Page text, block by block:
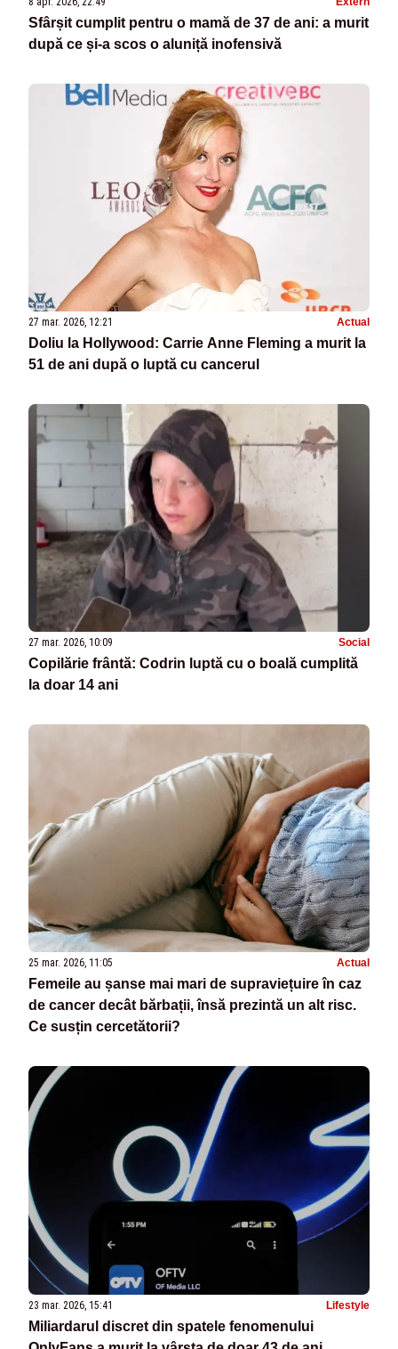
Sfârșit cumplit pentru o mamă de 37 de ani: a murit
după ce și-a scos o aluniță inofensivă
27 mar. 2026, 12:21 Actual
Doliu la Hollywood: Carrie Anne Fleming a murit la
51 de ani după o luptă cu cancerul
27 mar. 2026, 10:09 Social
Copilărie frântă: Codrin luptă cu o boală cumplită
la doar 14 ani
25 mar. 2026, 11:05 Actual
Femeile au șanse mai mari de supraviețuire în caz
de cancer decât bărbații, însă prezintă un alt risc.
Ce susțin cercetătorii?
23 mar. 2026, 15:41 Lifestyle
Miliardarul discret din spatele fenomenului